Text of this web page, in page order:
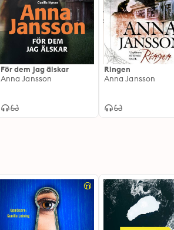
För dem jag älskar
Anna Jansson
Ringen
Anna Jansson